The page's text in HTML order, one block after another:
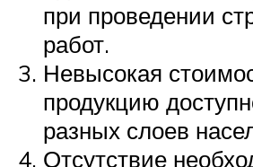
при проведении
работ.
Невысокая
продукцию
разных слоев
Отсутствие